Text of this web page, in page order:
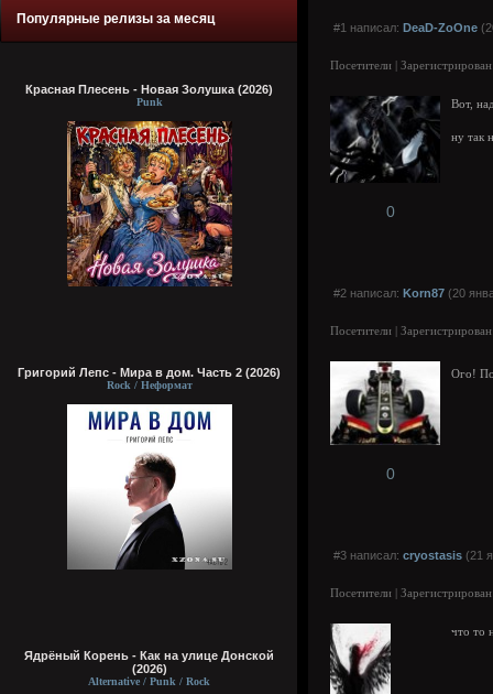
Популярные релизы за месяц
Красная Плесень - Новая Золушка (2026)
Punk
Григорий Лепс - Мира в дом. Часть 2 (2026)
Rock / Неформат
Ядрёный Корень - Как на улице Донской
(2026)
Alternative / Punk / Rock
#1 написал: DeaD-ZoOne
Посетители |
Вот,
ну так
0
#2 написал: Korn87 (20
Посетители |
Ого!
0
#3 написал: cryostasis (21
Посетители |
что то